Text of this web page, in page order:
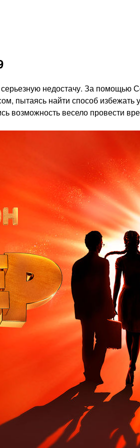
недостачу. За помощью
пытаясь найти способ
возможность весело провести